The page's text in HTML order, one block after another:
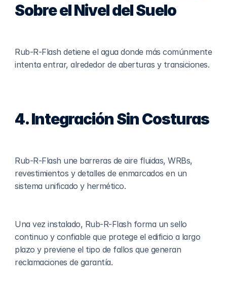
Sobre el Nivel del Suelo
Rub-R-Flash detiene el agua donde más comúnmente
intenta entrar, alrededor de aberturas y transiciones.
4. Integración Sin Costuras
Rub-R-Flash une barreras de aire fluidas, WRBs,
revestimientos y detalles de enmarcados en un
sistema unificado y hermético.
Una vez instalado, Rub-R-Flash forma un sello
continuo y confiable que protege el edificio a largo
plazo y previene el tipo de fallos que generan
reclamaciones de garantía.